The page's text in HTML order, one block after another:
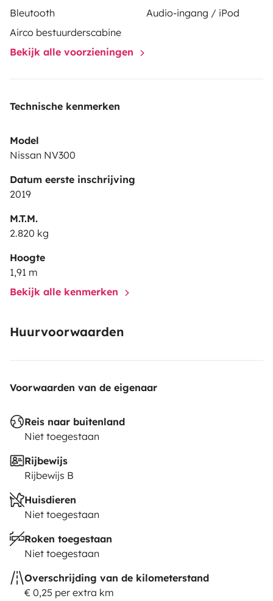
Bleutooth
Audio-ingang / iPod
Airco bestuurderscabine
Bekijk alle voorzieningen
Technische kenmerken
Model
Nissan NV300
Datum eerste inschrijving
2019
M.T.M.
2.820 kg
Hoogte
1,91 m
Bekijk alle kenmerken
Huurvoorwaarden
Voorwaarden van de eigenaar
Reis naar buitenland
Niet toegestaan
Rijbewijs
Rijbewijs B
Huisdieren
Niet toegestaan
Roken toegestaan
Niet toegestaan
Overschrijding van de kilometerstand
€ 0,25 per extra km